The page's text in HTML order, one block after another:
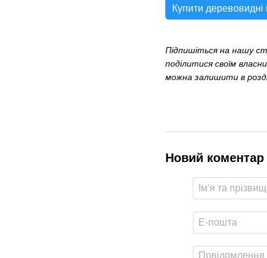
Купити деревовидні
Підпишіться на нашу
поділитися своїм
можна залишити в
Новий коментар